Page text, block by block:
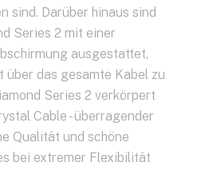
sind. Darüber hinaus sind
Series 2 mit einer
ausgestattet,
über das gesamte Kabel zu
Series 2 verkörpert
Cable - überragender
Qualität und schöne
bei extremer Flexibilität